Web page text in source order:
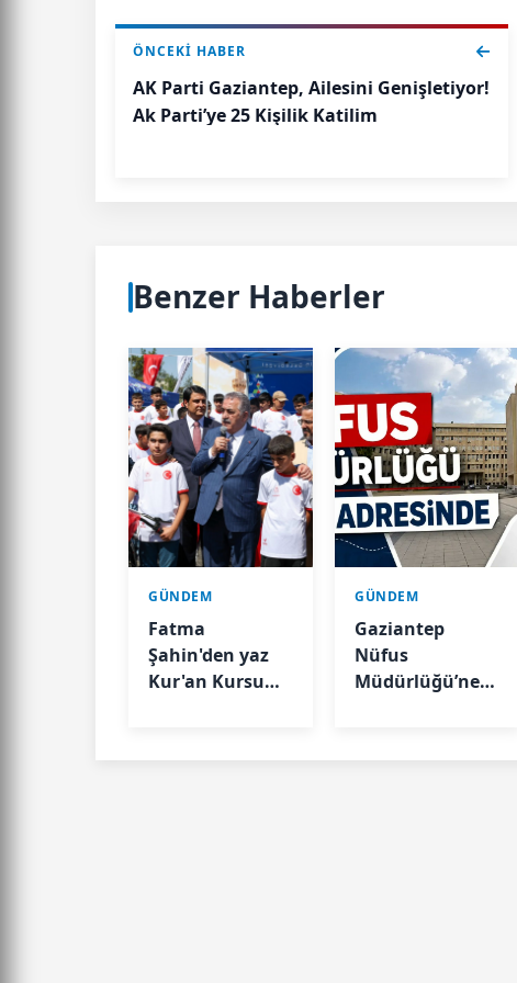
ÖNCEKI HABER
AK Parti Gaziantep, Ailesini Genişletiyor!
Ak Parti’ye 25 Kişilik Katilim
Benzer Haberler
GÜNDEM
Fatma
Şahin'den yaz
Kur'an Kursu
GÜNDEM
Gaziantep
Nüfus
Müdürlüğü’ne